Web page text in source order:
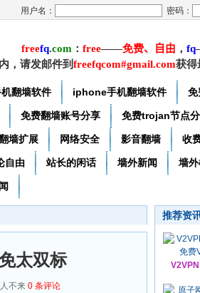
用户名： 密码：
freefq.com ： free——免费、自由 ， fq
，请发邮件到freefqcom#gmail.com获得
翻墙软件 iphone手机翻墙软件 免
免费翻墙账号分享 免费trojan节点
墙扩展 网络安全 影音翻墙 收
自由 站长的闲话 墙外新闻 墙
太双标
不来 0 条评论
推荐资